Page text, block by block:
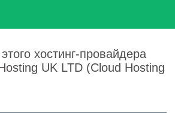
хостинг-провайдера
UK LTD (Cloud Hosting